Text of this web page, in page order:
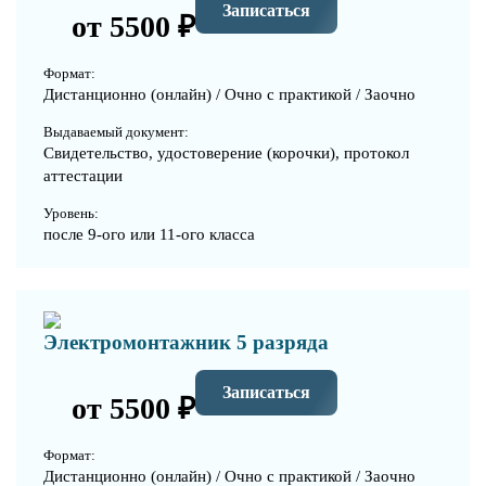
от 5500 ₽ Записаться
Формат:
Дистанционно (онлайн) / Очно с практикой / Заочно
Выдаваемый документ:
Свидетельство, удостоверение (корочки), протокол
аттестации
Уровень:
после 9-ого или 11-ого класса
Электромонтажник 5 разряда
от 5500 ₽ Записаться
Формат:
Дистанционно (онлайн) / Очно с практикой / Заочно